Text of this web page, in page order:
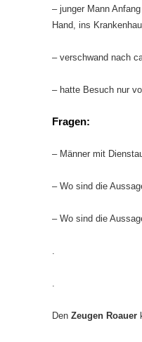
– junger Mann
Hand, ins
– verschwand nach
– hatte Besuch nur
Fragen:
– Männer mit
– Wo sind die
– Wo sind die
.
.
Den Zeugen Roauer